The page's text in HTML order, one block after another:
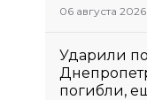
06 августа
Ударили по
погибли,